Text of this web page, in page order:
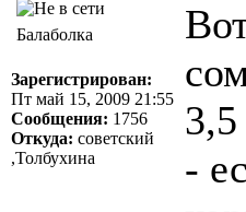
Балаболка
Зарегистрирован:
Пт май 15, 2009 21:55
Сообщения: 1756
Откуда: советский
,Толбухина
-